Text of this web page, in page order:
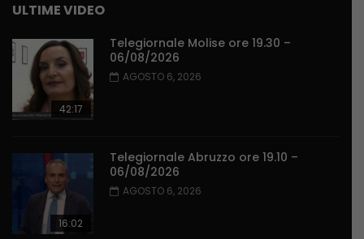
ULTIME VIDEO
42:17
Telegiornale Molise ore 19.30 –
06/08/2026
AGOSTO 6, 2026
16:02
Telegiornale Abruzzo ore 19.10 –
06/08/2026
AGOSTO 6, 2026